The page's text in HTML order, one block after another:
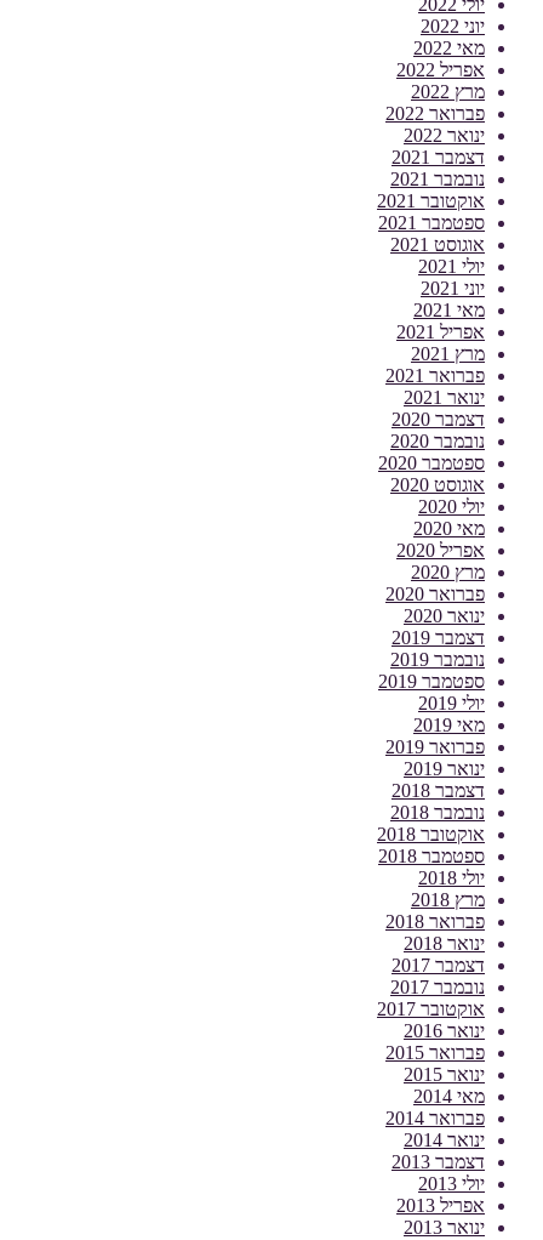
יולי 2022
יוני 2022
מאי 2022
אפריל 2022
מרץ 2022
פברואר 2022
ינואר 2022
דצמבר 2021
נובמבר 2021
אוקטובר 2021
ספטמבר 2021
אוגוסט 2021
יולי 2021
יוני 2021
מאי 2021
אפריל 2021
מרץ 2021
פברואר 2021
ינואר 2021
דצמבר 2020
נובמבר 2020
ספטמבר 2020
אוגוסט 2020
יולי 2020
מאי 2020
אפריל 2020
מרץ 2020
פברואר 2020
ינואר 2020
דצמבר 2019
נובמבר 2019
ספטמבר 2019
יולי 2019
מאי 2019
פברואר 2019
ינואר 2019
דצמבר 2018
נובמבר 2018
אוקטובר 2018
ספטמבר 2018
יולי 2018
מרץ 2018
פברואר 2018
ינואר 2018
דצמבר 2017
נובמבר 2017
אוקטובר 2017
ינואר 2016
פברואר 2015
ינואר 2015
מאי 2014
פברואר 2014
ינואר 2014
דצמבר 2013
יולי 2013
אפריל 2013
ינואר 2013